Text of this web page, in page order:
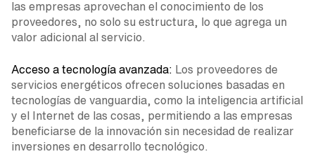
las empresas aprovechan el conocimiento de los
proveedores, no solo su estructura, lo que agrega un
valor adicional al servicio.
Acceso a tecnología avanzada:
Los proveedores de
servicios energéticos ofrecen soluciones basadas en
tecnologías de vanguardia, como la inteligencia artificial
y el Internet de las cosas, permitiendo a las empresas
beneficiarse de la innovación sin necesidad de realizar
inversiones en desarrollo tecnológico.